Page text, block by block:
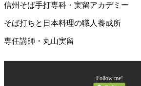
信州そば手打専科・実留アカデミー
そば打ちと日本料理の職人養成所
専任講師・丸山実留
Follow me!